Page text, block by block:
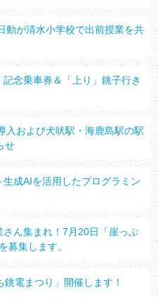
動が清水小学校で出前授業を共
念乗車券＆「上り」銚子行き
入および犬吠駅・海鹿島駅の駅
せ
成AIを活用したプログラミン
さん集まれ！7月20日「崖っぷ
募集します。
銚電まつり」開催します！